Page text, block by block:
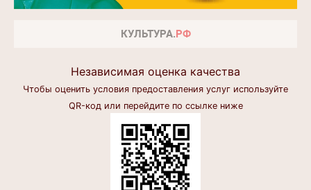
Независимая оценка качества
Чтобы оценить условия предоставления услуг используйте
QR-код или перейдите по ссылке ниже